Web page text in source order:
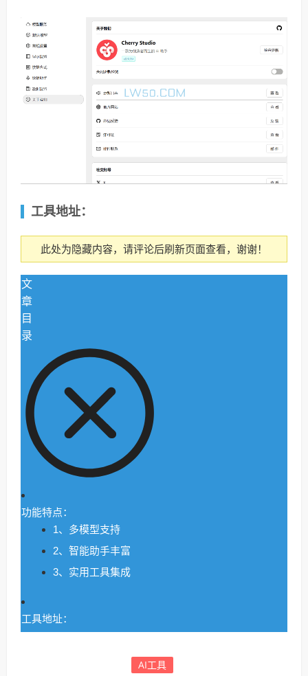
工具地址：
此处为隐藏内容，请评论后刷新页面查看，谢谢！
文
章
目
录
功能特点：
1、多模型支持
2、智能助手丰富
3、实用工具集成
工具地址：
AI工具